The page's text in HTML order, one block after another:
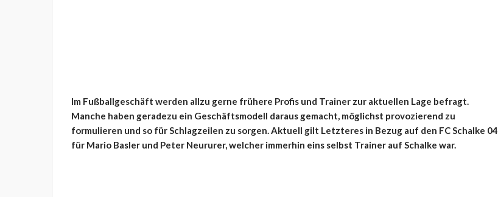
Im Fußballgeschäft werden allzu gerne frühere Profis und Trainer zur aktuellen Lage befragt.
Manche haben geradezu ein Geschäftsmodell daraus gemacht, möglichst provozierend zu
formulieren und so für Schlagzeilen zu sorgen. Aktuell gilt Letzteres in Bezug auf den FC Schalke 04
für Mario Basler und Peter Neururer, welcher immerhin eins selbst Trainer auf Schalke war.